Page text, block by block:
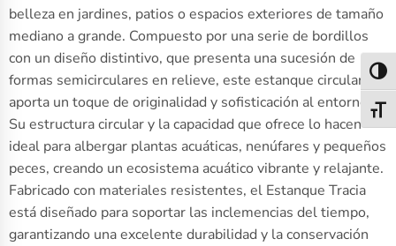
belleza en jardines, patios o espacios exteriores de tamaño
mediano a grande. Compuesto por una serie de bordillos
con un diseño distintivo, que presenta una sucesión de
formas semicirculares en relieve, este estanque circular
aporta un toque de originalidad y sofisticación al entorno.
Su estructura circular y la capacidad que ofrece lo hacen
ideal para albergar plantas acuáticas, nenúfares y pequeños
peces, creando un ecosistema acuático vibrante y relajante.
Fabricado con materiales resistentes, el Estanque Tracia
está diseñado para soportar las inclemencias del tiempo,
garantizando una excelente durabilidad y la conservación